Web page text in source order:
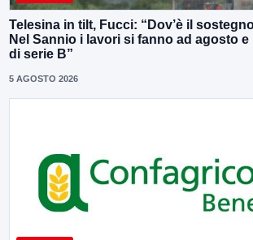
Telesina in tilt, Fucci: “Dov’è il
Nel Sannio i lavori si fanno ad agosto
di serie B”
5 AGOSTO 2026